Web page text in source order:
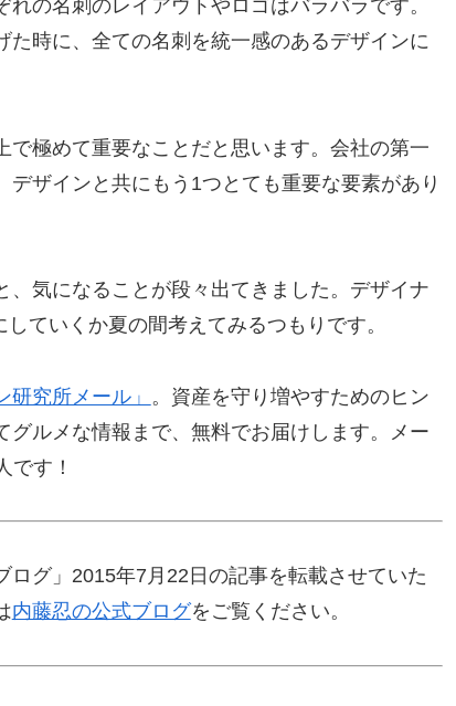
の名刺のレイアウトやロゴはバラバラです。
時に、全ての名刺を統一感のあるデザインに
極めて重要なことだと思います。会社の第一
ザインと共にもう1つとても重要な要素があり
気になることが段々出てきました。デザイナ
ていくか夏の間考えてみるつもりです。
研究所メール」 。資産を守り増やすためのヒン
グルメな情報まで、無料でお届けします。メー
です！
グ」2015年7月22日の記事を転載させていた
内藤忍の公式ブログをご覧ください。